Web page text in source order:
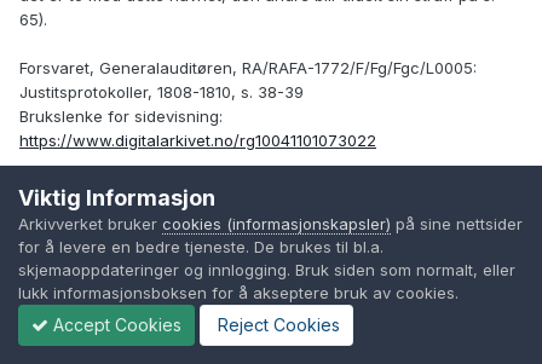
65).
Forsvaret, Generalauditøren, RA/RAFA-1772/F/Fg/Fgc/L0005:
Justitsprotokoller, 1808-1810, s. 38-39
Brukslenke for sidevisning:
https://www.digitalarkivet.no/rg10041101073022
180931. april. Krigsforhør over landvern
Hadelandske Compagnie som var anmeldt for å ha stjålet og
tjuvslaktet en sau tilhørendeOle Larsen Grefsen i Jevnaker
Peder Andersen
oppga å være født i Jevnaker
av foreldre
Anders Tostenenog Gullaug Pedersdatter, hadde tjent i 21 år
som soldat og landvern og hadde aldri vært straffet. Han ble dømt
til 4 ganger spissrot gjennom 200 mann og betale eieren 1 rd for
Viktig Informasjon
Arkivverket bruker cookies (informasjonskapsler) på sine nettsider
for å levere en bedre tjeneste. De brukes til bl.a.
skjemaoppdateringer og innlogging. Bruk siden som normalt, eller
lukk informasjonsboksen for å akseptere bruk av cookies.
Accept Cookies Reject Cookies